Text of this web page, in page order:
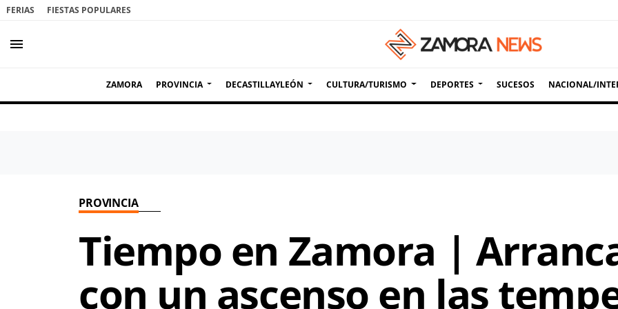
FERIAS FIESTAS POPULARES
menu
ZAMORA PROVINCIA DECASTILLAYLEÓN CULTURA/TURISMO DEPORTES SUCESOS NACIONAL/
PROVINCIA
Tiempo en Zamora |
con un ascenso en las